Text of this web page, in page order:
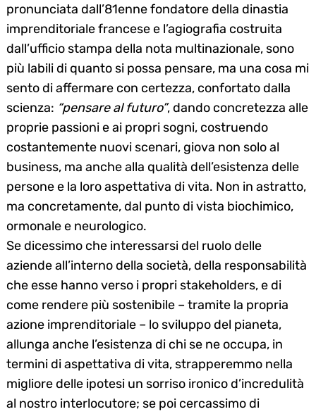
pronunciata dall’81enne fondatore della dinastia
imprenditoriale francese e l’agiografia costruita
dall’ufficio stampa della nota multinazionale, sono
più labili di quanto si possa pensare, ma una cosa mi
sento di affermare con certezza, confortato dalla
scienza: “pensare al futuro”, dando concretezza alle
proprie passioni e ai propri sogni, costruendo
costantemente nuovi scenari, giova non solo al
business, ma anche alla qualità dell’esistenza delle
persone e la loro aspettativa di vita. Non in astratto,
ma concretamente, dal punto di vista biochimico,
ormonale e neurologico.
Se dicessimo che interessarsi del ruolo delle
aziende all’interno della società, della responsabilità
che esse hanno verso i propri stakeholders, e di
come rendere più sostenibile – tramite la propria
azione imprenditoriale – lo sviluppo del pianeta,
allunga anche l’esistenza di chi se ne occupa, in
termini di aspettativa di vita, strapperemmo nella
migliore delle ipotesi un sorriso ironico d’incredulità
al nostro interlocutore; se poi cercassimo di